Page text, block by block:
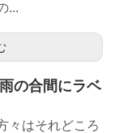
...
の合間にラベ
々はそれどころ